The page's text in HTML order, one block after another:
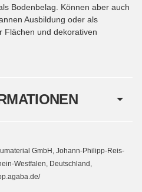
Bodenbelag. Können aber auch
Ausbildung oder als
Flächen und dekorativen
GmbH, Johann-Philipp-Reis-
Westfalen, Deutschland,